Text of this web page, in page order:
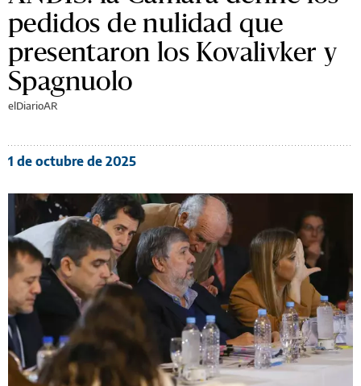
pedidos de nulidad que
presentaron los Kovalivker y
Spagnuolo
elDiarioAR
1 de octubre de 2025